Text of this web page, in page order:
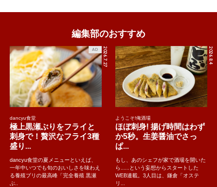
編集部のおすすめ
2026.7.27
AD
dancyu食堂
極上黒瀬ぶりをフライと
刺身で！贅沢なフライ3種
盛り...
dancyu食堂の夏メニューといえば、
一年中いつでも旬のおいしさを味わえ
る養殖ブリの最高峰「完全養殖 黒瀬
ぶ..
2026.8.4
ようこそ!俺酒場
ほぼ刺身! 揚げ時間はわず
か5秒。生姜醤油でさっ
ぱ...
もし、あのシェフが家で酒場を開いた
ら......という妄想からスタートした
WEB連載。3人目は、鎌倉「オステ
リ...